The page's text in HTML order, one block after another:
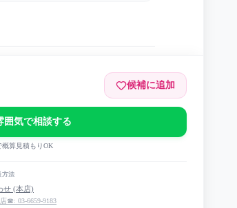
ルクラブ 3rd Live Tour TRI TRI
候補に追加
囲気で相談する
算見積もりOK
方法
せ (本店)
☎: 03-6659-9183